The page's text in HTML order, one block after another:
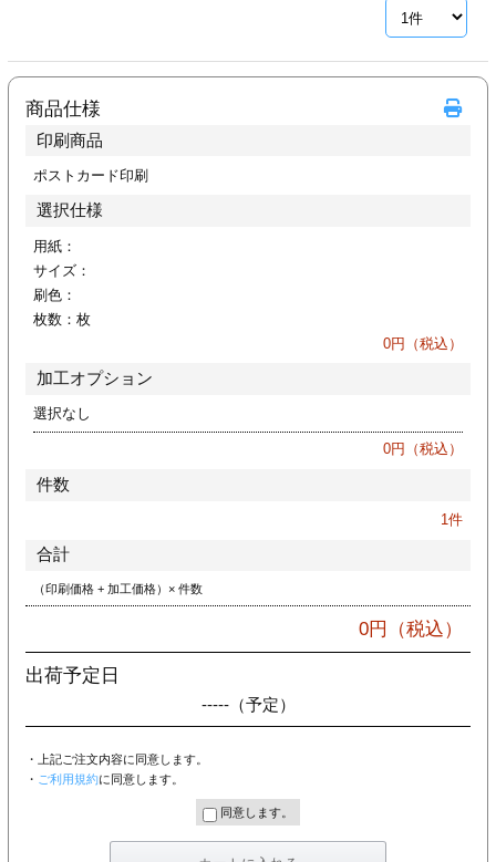
商品仕様
印刷商品
ポストカード印刷
選択仕様
用紙：
サイズ：
刷色：
枚数： 枚
0円（税込）
加工オプション
選択なし
0円（税込）
件数
1件
合計
（印刷価格 + 加工価格）× 件数
0円（税込）
出荷予定日
-----（予定）
・上記ご注文内容に同意します。
・ ご利用規約に同意します。
同意します。